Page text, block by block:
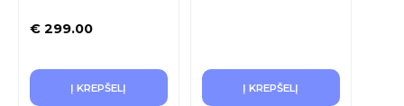
€ 299.00
Į KREPŠELĮ Į KREPŠELĮ